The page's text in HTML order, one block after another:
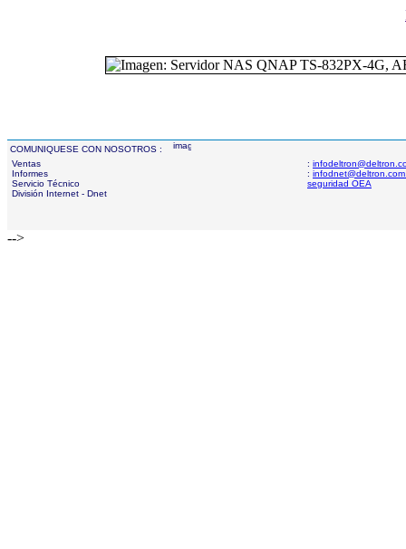
COMUNIQUESE CON NOSOTROS :
Ventas
Informes
Servicio Técnico
División Internet - Dnet
:
:
seguridad OEA
-->